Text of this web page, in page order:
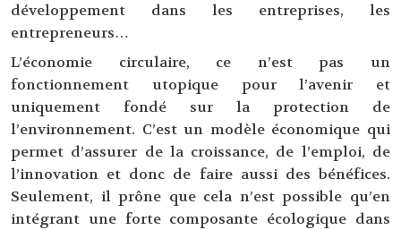
développement dans les entreprises, les
entrepreneurs…
L’économie circulaire, ce n’est pas un
fonctionnement utopique pour l’avenir et
uniquement fondé sur la protection de
l’environnement. C’est un modèle économique qui
permet d’assurer de la croissance, de l’emploi, de
l’innovation et donc de faire aussi des bénéfices.
Seulement, il prône que cela n’est possible qu’en
intégrant une forte composante écologique dans